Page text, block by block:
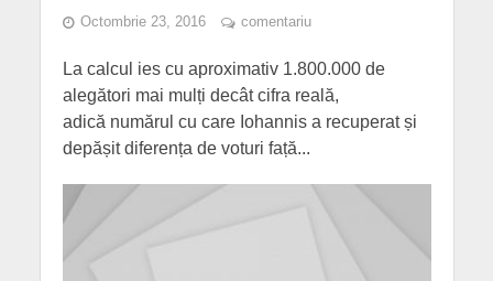
Octombrie 23, 2016 comentariu
La calcul ies cu aproximativ 1.800.000 de
alegători mai mulți decât cifra reală,
adică numărul cu care Iohannis a recuperat și
depășit diferența de voturi față...